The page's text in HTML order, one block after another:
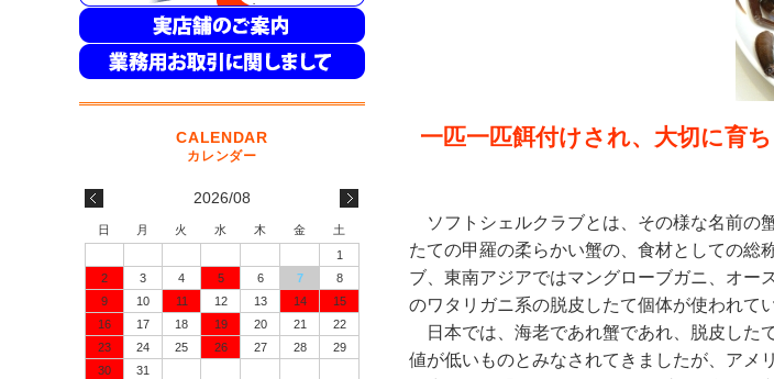
一匹一匹餌付けされ、大切に育
ソフトシェルクラブとは、その様な名前の
たての甲羅の柔らかい蟹の、食材としての総
ブ、東南アジアではマングローブガニ、オー
のワタリガニ系の脱皮したて個体が使われて
日本では、海老であれ蟹であれ、脱皮した
値が低いものとみなされてきましたが、アメ
2026/08
日 月 火 水 木 金
土
1
2
3 4 5 6 7
8
9
10 11 12 13 14
15
16
17 18 19 20 21
22
23
24 25 26 27 28
29
30
31